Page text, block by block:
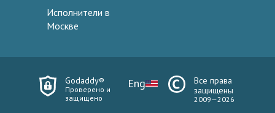
Исполнители в
Москве
Godaddy®
Проверено и
защищено
Eng
Все права
защищены
2009—2026